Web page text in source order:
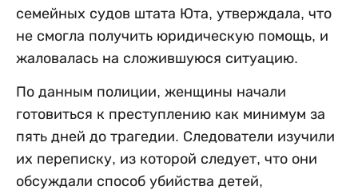
семейных судов штата Юта, утверждала, что
не смогла получить юридическую помощь, и
жаловалась на сложившуюся ситуацию.
По данным полиции, женщины начали
готовиться к преступлению как минимум за
пять дней до трагедии. Следователи изучили
их переписку, из которой следует, что они
обсуждали способ убийства детей,